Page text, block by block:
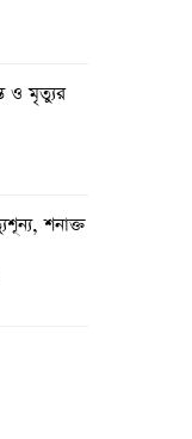
ও মৃত্যুর
শনাক্ত